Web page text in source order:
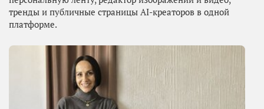
тренды и публичные страницы AI-креаторов в одной
платформе.